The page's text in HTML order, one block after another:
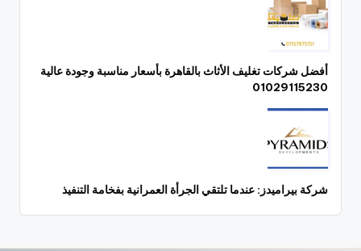
أفضل شركات تغليف الأثاث بالقاهرة بأسعار مناسبة وجودة عالية
01029115230
شركة بيراميدز: عندما تلتقي الجرأة العمرانية بفخامة التنفيذ